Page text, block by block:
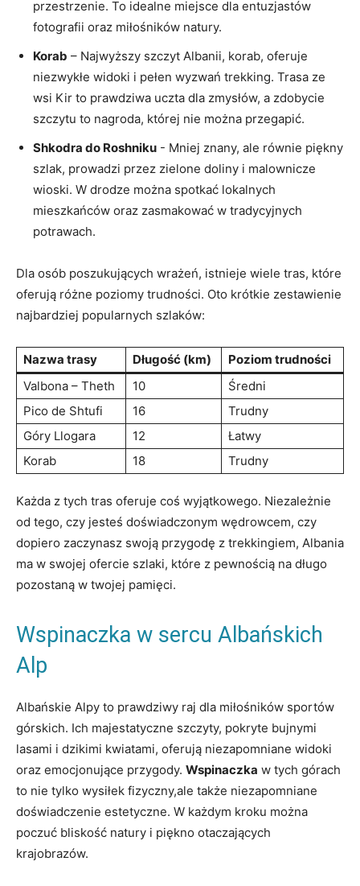
przestrzenie.⁣ To idealne ‍miejsce dla entuzjastów ​
fotografii oraz miłośników ​natury.
Korab – Najwyższy ⁣szczyt Albanii, korab, oferuje
niezwykłe ​widoki i pełen ⁤wyzwań trekking. Trasa ze⁢
wsi Kir to prawdziwa uczta dla ⁢zmysłów, a zdobycie
szczytu to nagroda,​ której nie można​ przegapić.
Shkodra do Roshniku ​- Mniej znany, ale ⁣równie piękny⁢
szlak, ⁤prowadzi ‍przez​ zielone doliny i​ malownicze
wioski. W ⁢drodze​ można ⁣spotkać lokalnych
mieszkańców oraz zasmakować w⁢ tradycyjnych
potrawach.
Dla osób poszukujących wrażeń, istnieje wiele tras, które⁤
oferują różne poziomy trudności. Oto​ krótkie zestawienie
najbardziej ‌popularnych szlaków:
Nazwa trasy Długość (km)
Poziom‌ trudności
Valbona⁤ – Theth
10
Średni
Pico ⁣de Shtufi
16
Trudny
Góry Llogara
12
Łatwy
Korab
18 Trudny
Każda z tych tras‍ oferuje coś wyjątkowego. Niezależnie
od tego,​ czy ​jesteś doświadczonym⁢ wędrowcem, ​czy​
dopiero​ zaczynasz swoją przygodę z trekkingiem, Albania
ma‍ w⁣ swojej ofercie szlaki, które z ⁤pewnością na⁢ długo‌
pozostaną ⁤w ⁤twojej pamięci.
Wspinaczka ‌w sercu⁤ Albańskich‌
Alp
Albańskie Alpy to ⁣prawdziwy ‌raj ⁣dla miłośników sportów
górskich. Ich majestatyczne szczyty, pokryte bujnymi⁣
lasami‌ i dzikimi kwiatami, ⁤oferują niezapomniane widoki
oraz emocjonujące przygody. Wspinaczka w‍ tych górach
to nie tylko wysiłek fizyczny,ale także niezapomniane⁢
doświadczenie estetyczne. ‍W każdym⁤ kroku ‌można
poczuć bliskość​ natury i piękno otaczających
krajobrazów.